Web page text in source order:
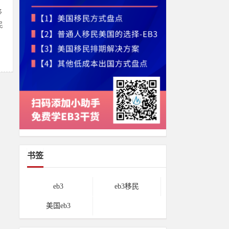
书签
eb3 eb3移民
美国eb3